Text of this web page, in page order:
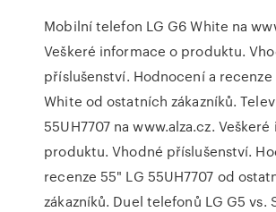
Mobilní telefon LG G6 White na
Veškeré informace o produktu.
příslušenství. Hodnocení a recenze
White od ostatních zákazníků.
55UH7707 na www.alza.cz.
produktu. Vhodné příslušenství.
recenze 55" LG 55UH7707 od
zákazníků. Duel telefonů LG G5 vs.